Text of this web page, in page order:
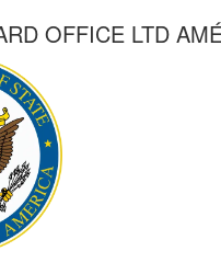
OFFICE LTD